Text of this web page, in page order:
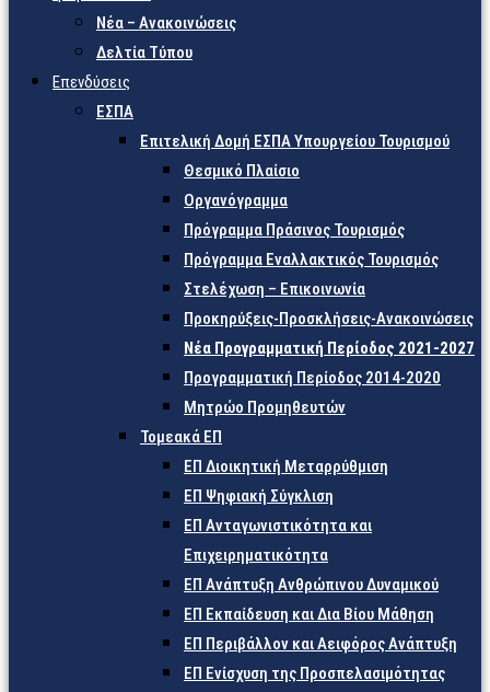
Νέα – Ανακοινώσεις
Δελτία Τύπου
Επενδύσεις
ΕΣΠΑ
Επιτελική Δομή ΕΣΠΑ Υπουργείου Τουρισμού
Θεσμικό Πλαίσιο
Οργανόγραμμα
Πρόγραμμα Πράσινος Τουρισμός
Πρόγραμμα Εναλλακτικός Τουρισμός
Στελέχωση – Επικοινωνία
Προκηρύξεις-Προσκλήσεις-Ανακοινώσεις
Νέα Προγραμματική Περίοδος 2021-2027
Προγραμματική Περίοδος 2014-2020
Μητρώο Προμηθευτών
Τομεακά ΕΠ
ΕΠ Διοικητική Μεταρρύθμιση
ΕΠ Ψηφιακή Σύγκλιση
ΕΠ Ανταγωνιστικότητα και
Επιχειρηματικότητα
ΕΠ Ανάπτυξη Ανθρώπινου Δυναμικού
ΕΠ Εκπαίδευση και Δια Βίου Μάθηση
ΕΠ Περιβάλλον και Αειφόρος Ανάπτυξη
ΕΠ Ενίσχυση της Προσπελασιμότητας